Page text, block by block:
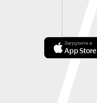
Загрузите в
App Store